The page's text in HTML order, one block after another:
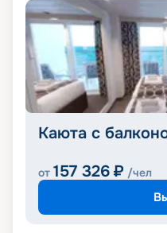
Каюта с
от 157 326 ₽ /чел